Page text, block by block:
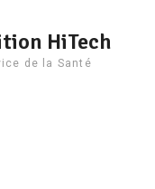
HiTech
de la Santé